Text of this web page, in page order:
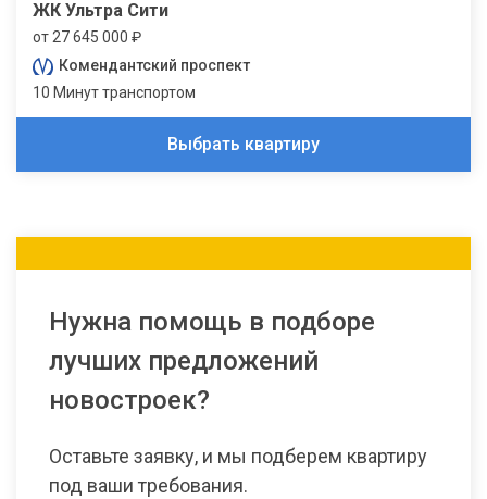
ЖК Ультра Сити
от 27 645 000 ₽
Комендантский проспект
10 Минут транспортом
Выбрать квартиру
Нужна помощь в подборе
лучших предложений
новостроек?
Оставьте заявку, и мы подберем квартиру
под ваши требования.